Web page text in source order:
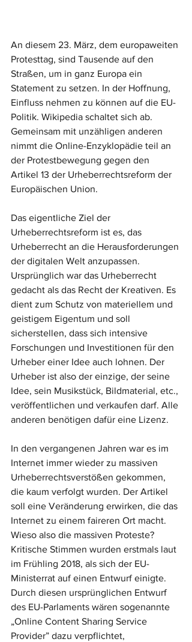
An diesem 23. März, dem europaweiten
Protesttag, sind Tausende auf den
Straßen, um in ganz Europa ein
Statement zu setzen. In der Hoffnung,
Einfluss nehmen zu können auf die EU-
Politik. Wikipedia schaltet sich ab.
Gemeinsam mit unzähligen anderen
nimmt die Online-Enzyklopädie teil an
der Protestbewegung gegen den
Artikel 13 der Urheberrechtsreform der
Europäischen Union.
Das eigentliche Ziel der
Urheberrechtsreform ist es, das
Urheberrecht an die Herausforderungen
der digitalen Welt anzupassen.
Ursprünglich war das Urheberrecht
gedacht als das Recht der Kreativen. Es
dient zum Schutz von materiellem und
geistigem Eigentum und soll
sicherstellen, dass sich intensive
Forschungen und Investitionen für den
Urheber einer Idee auch lohnen. Der
Urheber ist also der einzige, der seine
Idee, sein Musikstück, Bildmaterial, etc.,
veröffentlichen und verkaufen darf. Alle
anderen benötigen dafür eine Lizenz.
In den vergangenen Jahren war es im
Internet immer wieder zu massiven
Urheberrechtsverstößen gekommen,
die kaum verfolgt wurden. Der Artikel
soll eine Veränderung erwirken, die das
Internet zu einem faireren Ort macht.
Wieso also die massiven Proteste?
Kritische Stimmen wurden erstmals laut
im Frühling 2018, als sich der EU-
Ministerrat auf einen Entwurf einigte.
Durch diesen ursprünglichen Entwurf
des EU-Parlaments wären sogenannte
„Online Content Sharing Service
Provider” dazu verpflichtet,